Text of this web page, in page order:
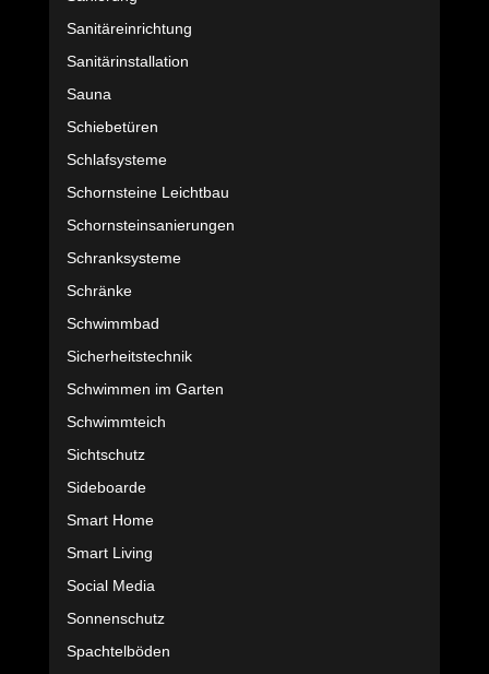
Sanitäreinrichtung
Sanitärinstallation
Sauna
Schiebetüren
Schlafsysteme
Schornsteine Leichtbau
Schornsteinsanierungen
Schranksysteme
Schränke
Schwimmbad
Sicherheitstechnik
Schwimmen im Garten
Schwimmteich
Sichtschutz
Sideboarde
Smart Home
Smart Living
Social Media
Sonnenschutz
Spachtelböden